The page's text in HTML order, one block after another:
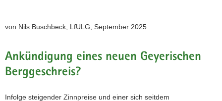
von Nils Buschbeck, LfULG, September 2025
Ankündigung eines neuen Geyerischen
Berggeschreis?
Infolge steigender Zinnpreise und einer sich seitdem